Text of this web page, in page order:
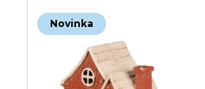
Novinka